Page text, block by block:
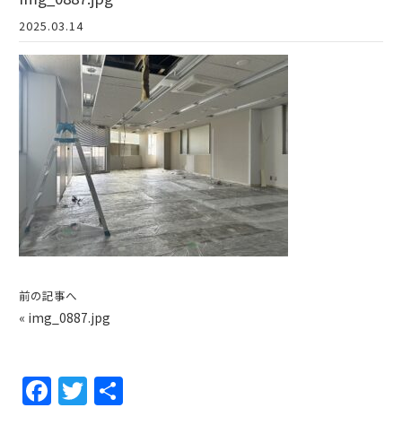
2025.03.14
前の記事へ
« img_0887.jpg
F T